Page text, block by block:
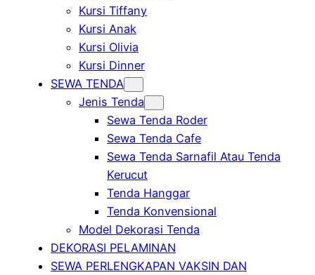
Kursi Tiffany
Kursi Anak
Kursi Olivia
Kursi Dinner
SEWA TENDA
Jenis Tenda
Sewa Tenda Roder
Sewa Tenda Cafe
Sewa Tenda Sarnafil Atau Tenda
Kerucut
Tenda Hanggar
Tenda Konvensional
Model Dekorasi Tenda
DEKORASI PELAMINAN
SEWA PERLENGKAPAN VAKSIN DAN